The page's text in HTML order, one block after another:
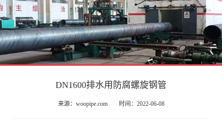
DN1600排水用防腐螺旋钢管
来源：woopipe.com 时间：2022-06-08